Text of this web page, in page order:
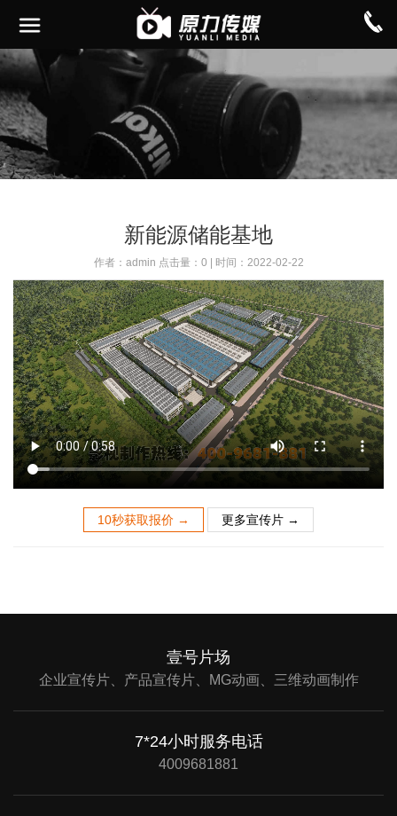
新能源储能基地
作者：admin 点击量：0 | 时间：2022-02-22
10秒获取报价 → 更多宣传片 →
壹号片场
企业宣传片、产品宣传片、MG动画、三维动画制作
7*24小时服务电话
4009681881